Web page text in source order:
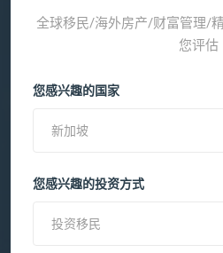
全球移民/海外房产/财富管理/
您评估
您感兴趣的国家
新加坡
您感兴趣的投资方式
投资移民